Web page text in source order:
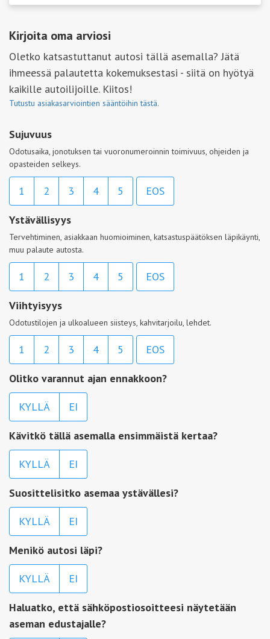
Kirjoita oma arviosi
Oletko katsastuttanut autosi tällä asemalla? Jätä
ihmeessä palautetta kokemuksestasi - siitä on hyötyä
kaikille autoilijoille. Kiitos!
Tutustu asiakasarviointien sääntöihin tästä.
Sujuvuus
Odotusaika, jonotuksen tai vuoronumeroinnin toimivuus, ohjeiden ja
opasteiden selkeys.
1 2 3 4 5 EOS
Ystävällisyys
Tervehtiminen, asiakkaan huomioiminen, katsastuspäätöksen läpikäynti,
muu palaute autosta.
1 2 3 4 5 EOS
Viihtyisyys
Odotustilojen ja ulkoalueen siisteys, kahvitarjoilu, lehdet.
1 2 3 4 5 EOS
Olitko varannut ajan ennakkoon?
KYLLÄ EI
Kävitkö tällä asemalla ensimmäistä kertaa?
KYLLÄ EI
Suosittelisitko asemaa ystävällesi?
KYLLÄ EI
Menikö autosi läpi?
KYLLÄ EI
Haluatko, että sähköpostiosoitteesi näytetään
aseman edustajalle?